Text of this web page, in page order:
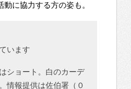
に協力する方の姿も。
います
ショート。白のカーデ
情報提供は佐伯署（０